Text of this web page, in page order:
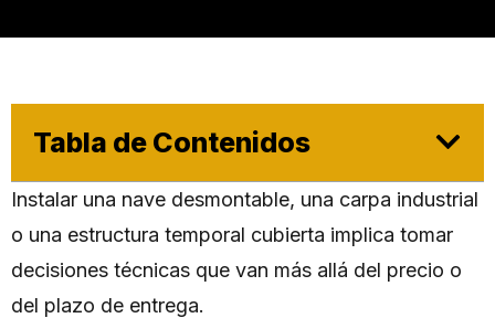
Tabla de Contenidos
Instalar una nave desmontable, una carpa industrial
o una estructura temporal cubierta implica tomar
decisiones técnicas que van más allá del precio o
del plazo de entrega.